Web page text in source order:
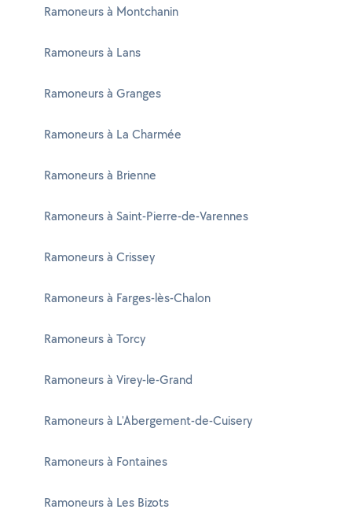
Ramoneurs à Montchanin
Ramoneurs à Lans
Ramoneurs à Granges
Ramoneurs à La Charmée
Ramoneurs à Brienne
Ramoneurs à Saint-Pierre-de-Varennes
Ramoneurs à Crissey
Ramoneurs à Farges-lès-Chalon
Ramoneurs à Torcy
Ramoneurs à Virey-le-Grand
Ramoneurs à L'Abergement-de-Cuisery
Ramoneurs à Fontaines
Ramoneurs à Les Bizots